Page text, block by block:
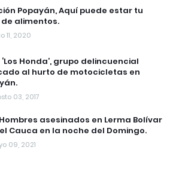
Popayán, Aquí puede estar tu
de alimentos.
11, 2020
Honda’, grupo delincuencial
al hurto de motocicletas en
03, 2017
asesinados en Lerma Bolívar
Cauca en la noche del Domingo.
09, 2021